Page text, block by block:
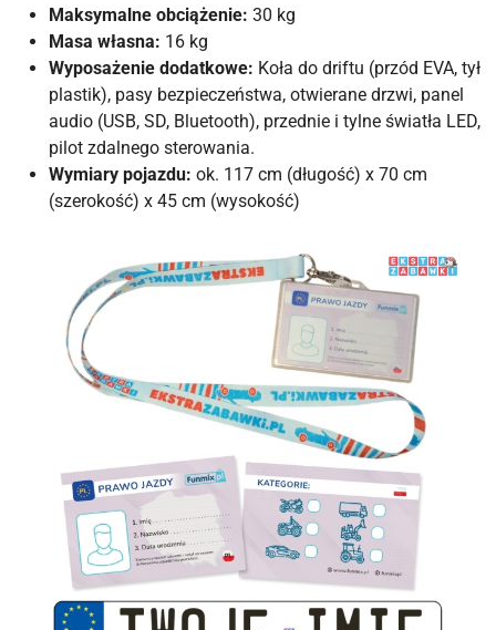
Maksymalne obciążenie: 30 kg
Masa własna: 16 kg
Wyposażenie dodatkowe: Koła do driftu (przód EVA, tył
plastik), pasy bezpieczeństwa, otwierane drzwi, panel
audio (USB, SD, Bluetooth), przednie i tylne światła LED,
pilot zdalnego sterowania.
Wymiary pojazdu: ok. 117 cm (długość) x 70 cm
(szerokość) x 45 cm (wysokość)